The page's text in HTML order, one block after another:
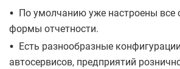
•
По умолчанию уже настроены все
формы отчетности.
• Есть разнообразные
автосервисов, предприятий